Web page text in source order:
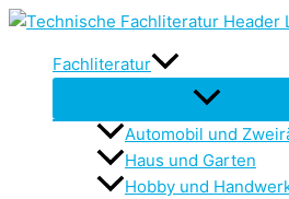
Zum
springenFachliteratur
Automobil und
Haus und Garten
Hobby und